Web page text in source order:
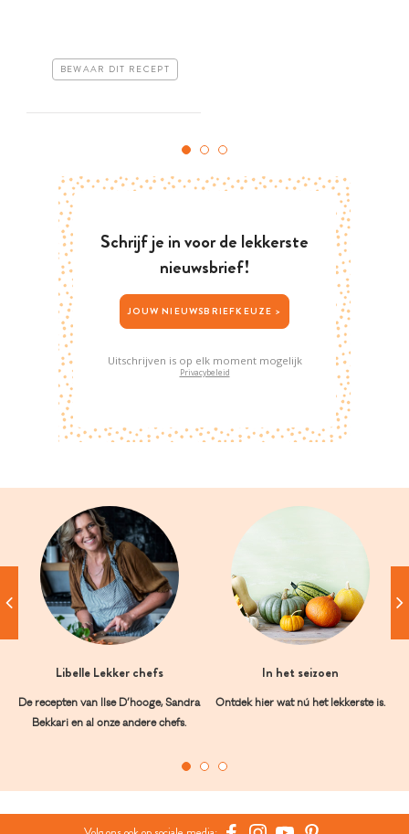
BEWAAR DIT RECEPT
Schrijf je in voor de lekkerste
nieuwsbrief!
JOUW NIEUWSBRIEFKEUZE >
Uitschrijven is op elk moment mogelijk
Privacybeleid
Libelle Lekker chefs
De recepten van Ilse D’hooge, Sandra
Bekkari en al onze andere chefs.
In het seizoen
Ontdek hier wat nú het lekkerste is.